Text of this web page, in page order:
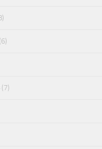
(6)
(7)